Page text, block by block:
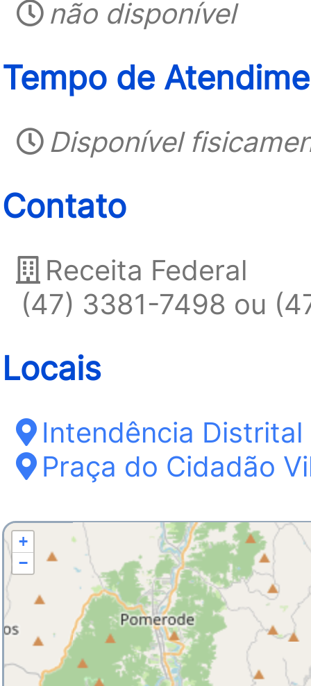
não disponível
Tempo de
Disponível
Contato
Receita Federal
(47) 3381-7498 ou
Locais
Intendência Distrital
Praça do Cidadão
+
−